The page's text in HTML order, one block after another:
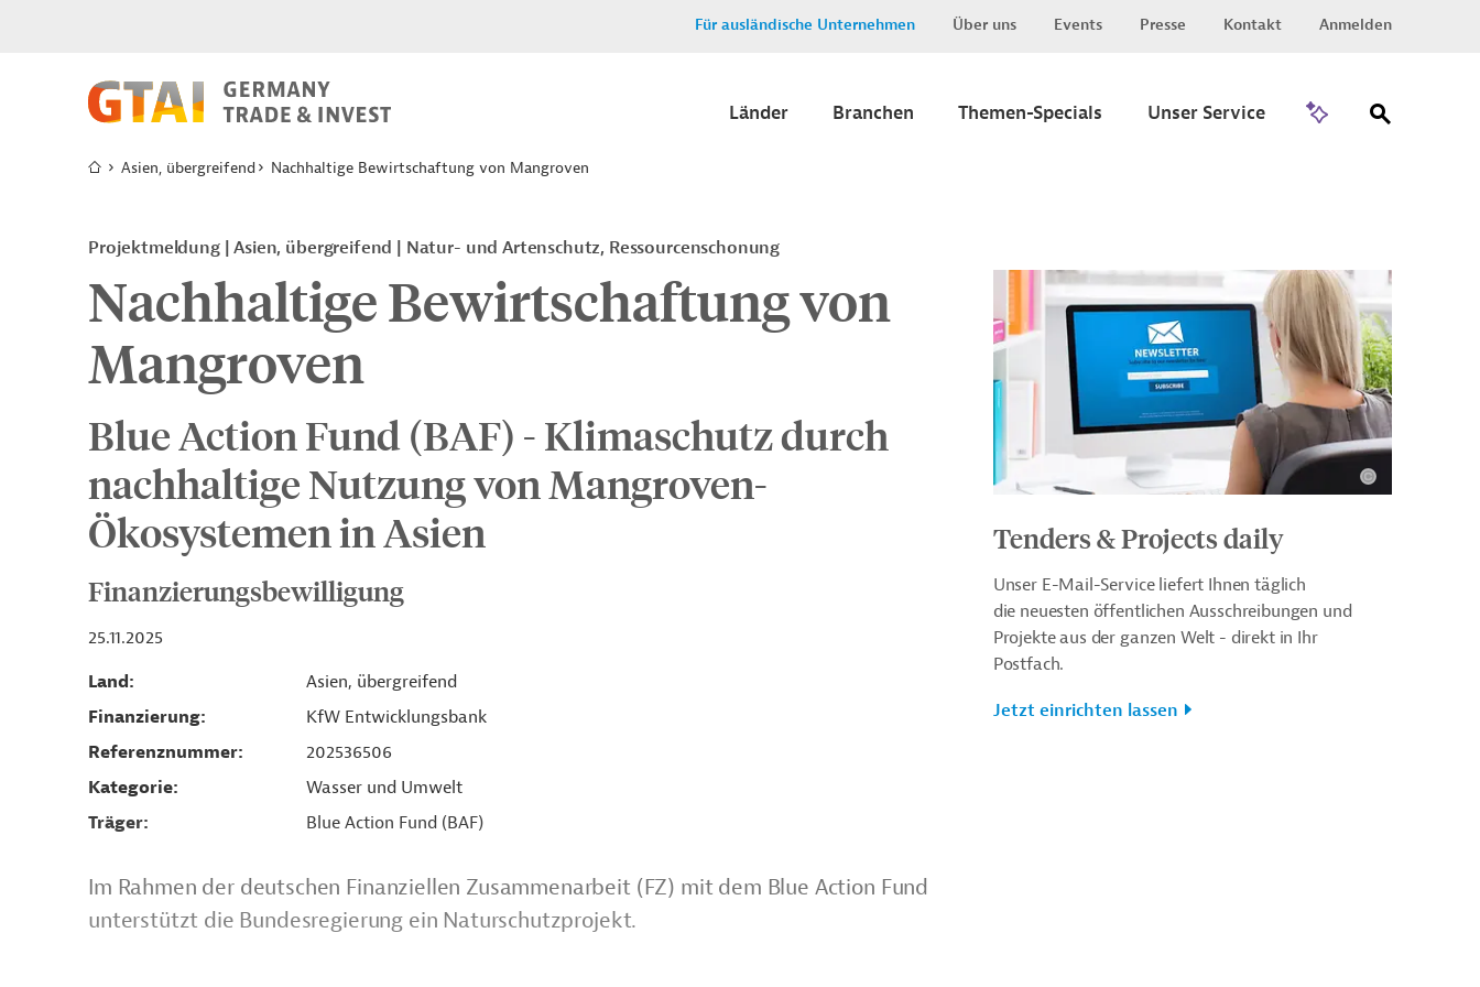
Für ausländische Unternehmen Über uns Events Presse Kontakt Anmelden
Länder Branchen Themen-Specials Unser Service
Asien, übergreifend Nachhaltige Bewirtschaftung von Mangroven
Projektmeldung Asien, übergreifend Natur- und Artenschutz, Ressourcenschonung
Nachhaltige Bewirtschaftung von
Mangroven
Blue Action Fund (BAF) - Klimaschutz durch
nachhaltige Nutzung von Mangroven-
Ökosystemen in Asien
Finanzierungsbewilligung
25.11.2025
Land
Asien, übergreifend
Finanzierung
KfW Entwicklungsbank
Referenznummer
202536506
Kategorie
Wasser und Umwelt
Träger
Blue Action Fund (BAF)
Im Rahmen der deutschen Finanziellen Zusammenarbeit (FZ) mit dem Blue Action Fund
unterstützt die Bundesregierung ein Naturschutzprojekt.
Tenders & Projects daily
Unser E-Mail-Service liefert Ihnen täglich
die neuesten öffentlichen Ausschreibungen und
Projekte aus der ganzen Welt - direkt in Ihr
Postfach.
Jetzt einrichten lassen